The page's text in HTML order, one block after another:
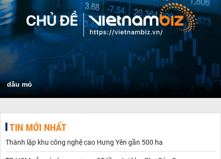
dầu mỏ
TIN MỚI NHẤT
Thành lập khu công nghệ cao Hưng Yên gần 500 ha